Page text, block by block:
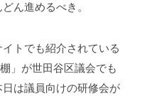
ん進めるべき。
トでも紹介されている
」が世田谷区議会でも
は議員向けの研修会が